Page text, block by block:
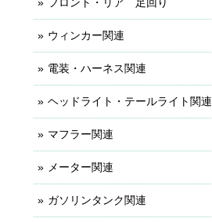
ウィンカー関連
電装・ハーネス関連
ヘッドライト・テールライト関連
マフラー関連
メーター関連
ガソリンタンク関連